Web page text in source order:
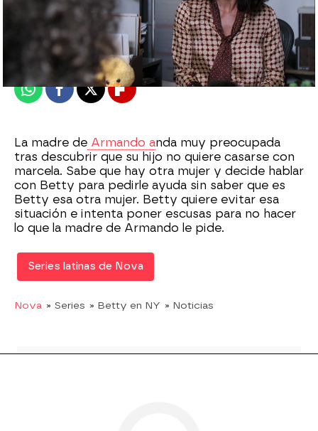
Nova
Madrid
Publicado: 28 de abril de 2021, 20:00
WhatsappFacebook
X Flipboard
La madre de Armando anda muy preocupada
tras descubrir que su hijo no quiere casarse con
marcela. Sabe que hay otra mujer y decide hablar
con Betty para pedirle ayuda sin saber que es
Betty esa otra mujer. Betty quiere evitar esa
situación e intenta poner escusas para no hacer
lo que la madre de Armando le pide.
Series latinas de Nova
Nova » Series » Betty en NY » Noticias